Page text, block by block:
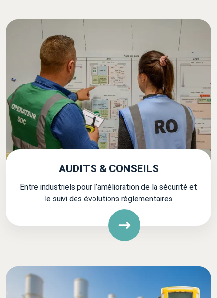
AUDITS & CONSEILS
Entre industriels pour l’amélioration de la sécurité et
le suivi des évolutions réglementaires